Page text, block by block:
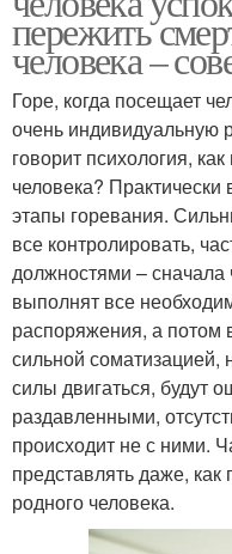
пережить
человека –
Горе, когда посещает
очень индивидуальную
говорит психология,
человека?
этапы горевания.
все контролировать,
должностями – сначала
выполнят все
распоряжения, а потом
сильной соматизацией,
силы двигаться, будут
раздавленными,
происходит не с ними.
представлять даже, как
родного человека.